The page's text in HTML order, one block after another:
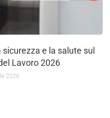
e la salute sul
Lavoro 2026
2026